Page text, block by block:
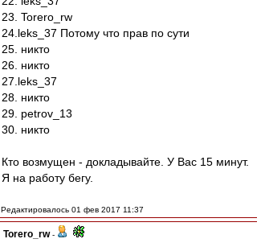
23. Torero_rw
24.leks_37 Потому что прав по сути
25. никто
26. никто
27.leks_37
28. никто
29. petrov_13
30. никто
Кто возмущен - докладывайте. У Вас 15 минут.
Я на работу бегу.
Редактировалось 01 фев 2017 11:37
Torero_rw-